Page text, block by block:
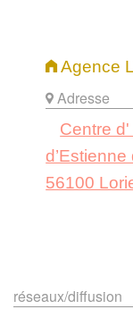
Agence
Adresse
Centre
56100
réseaux/diffusion